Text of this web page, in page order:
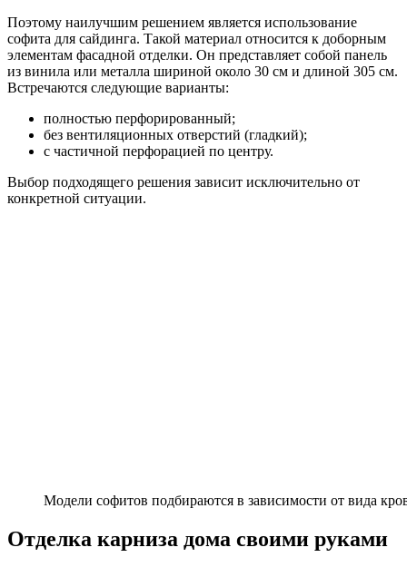
Поэтому наилучшим решением является использование
софита для сайдинга. Такой материал относится к доборным
элементам фасадной отделки. Он представляет собой панель
из винила или металла шириной около 30 см и длиной 305 см.
Встречаются следующие варианты:
полностью перфорированный;
без вентиляционных отверстий (гладкий);
с частичной перфорацией по центру.
Выбор подходящего решения зависит исключительно от
конкретной ситуации.
Модели софитов подбираются в зависимости от вида
Отделка карниза дома своими руками